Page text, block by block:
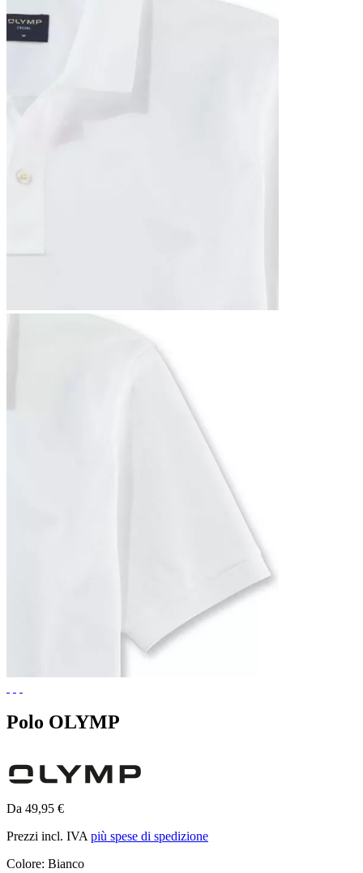
Polo OLYMP
Da 49,95 €
Prezzi incl. IVA più spese di spedizione
Colore: Bianco